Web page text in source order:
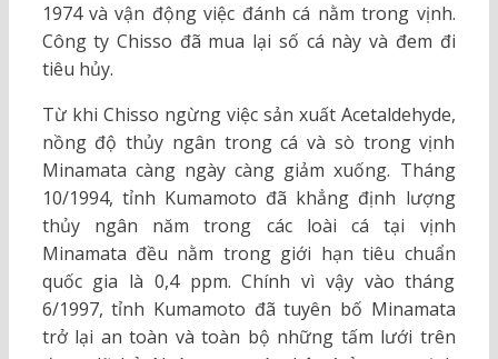
1974 và vận động việc đánh cá nằm trong vịnh.
Công ty Chisso đã mua lại số cá này và đem đi
tiêu hủy.
Từ khi Chisso ngừng việc sản xuất Acetaldehyde,
nồng độ thủy ngân trong cá và sò trong vịnh
Minamata càng ngày càng giảm xuống. Tháng
10/1994, tỉnh Kumamoto đã khẳng định lượng
thủy ngân năm trong các loài cá tại vịnh
Minamata đều nằm trong giới hạn tiêu chuẩn
quốc gia là 0,4 ppm. Chính vì vậy vào tháng
6/1997, tỉnh Kumamoto đã tuyên bố Minamata
trở lại an toàn và toàn bộ những tấm lưới trên